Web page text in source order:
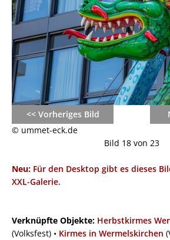
<< Vorheriges Bild
© ummet-eck.de
Bild 18 von 23
Neu: Für den Desktop gibt es dieses
XXL-Galerie.
Verknüpfte Objekte: Herbstkirmes
(Volksfest) • Kirmes in Wermelskirchen